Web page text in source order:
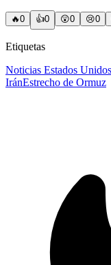
🔥0 👍0 😲0 😢0
Etiquetas
Noticias Estados Unidos
IránEstrecho de Ormuz